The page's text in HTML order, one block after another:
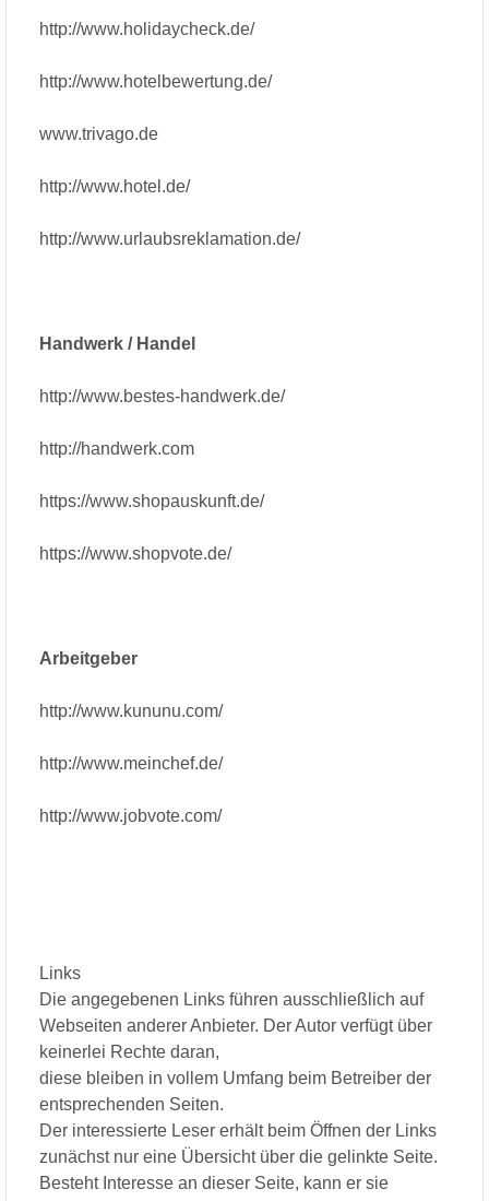
http://www.holidaycheck.de/
http://www.hotelbewertung.de/
www.trivago.de
http://www.hotel.de/
http://www.urlaubsreklamation.de/
Handwerk / Handel
http://www.bestes-handwerk.de/
http://handwerk.com
https://www.shopauskunft.de/
https://www.shopvote.de/
Arbeitgeber
http://www.kununu.com/
http://www.meinchef.de/
http://www.jobvote.com/
Links
Die angegebenen Links führen ausschließlich auf
Webseiten anderer Anbieter. Der Autor verfügt über
keinerlei Rechte daran,
diese bleiben in vollem Umfang beim Betreiber der
entsprechenden Seiten.
Der interessierte Leser erhält beim Öffnen der Links
zunächst nur eine Übersicht über die gelinkte Seite.
Besteht Interesse an dieser Seite, kann er sie